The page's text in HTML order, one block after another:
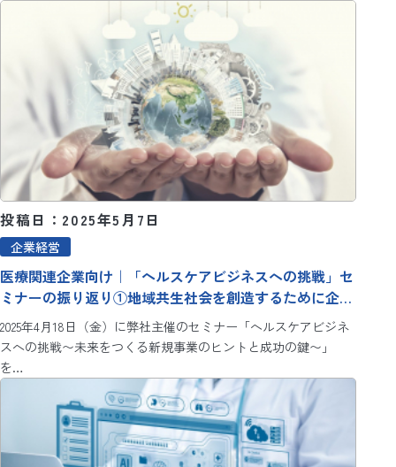
投稿日：2025年5月7日
企業経営
医療関連企業向け｜「ヘルスケアビジネスへの挑戦」セ
ミナーの振り返り①地域共生社会を創造するために企業
ができること
2025年4月18日（金）に弊社主催のセミナー「ヘルスケアビジネ
スへの挑戦〜未来をつくる新規事業のヒントと成功の鍵〜」
を…